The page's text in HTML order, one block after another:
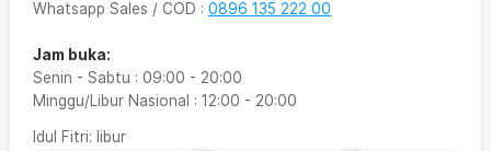
Whatsapp Sales / COD : 0896 135 222 00
Jam buka:
Senin - Sabtu : 09:00 - 20:00
Minggu/Libur Nasional : 12:00 - 20:00
Idul Fitri: libur